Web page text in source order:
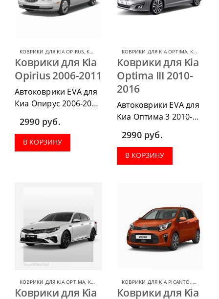
КОВРИКИ ДЛЯ KIA OPIRUS, КОВРИКИ ДЛЯ KIA
Коврики для Kia
Opirius 2006-2011
Автоковрики EVA для
Киа Опирус 2006-2011
комплектации:
водительский коврик,
комплект передних,
2990 руб.
В КОРЗИНУ
КОВРИКИ ДЛЯ KIA OPTIMA, КОВРИКИ ДЛЯ KIA
Коврики для Kia
Optima III 2010-
2016
Автоковрики EVA для
Киа Оптима 3 2010-
приобрести в
комплектации:
водительский коврик,
2990 руб.
В КОРЗИНУ
КОВРИКИ ДЛЯ KIA OPTIMA, КОВРИКИ ДЛЯ KIA
Коврики для Kia
КОВРИКИ ДЛЯ KIA PICANTO,КОВРИКИ
Коврики для Kia